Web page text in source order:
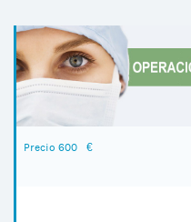
Precio 600 €